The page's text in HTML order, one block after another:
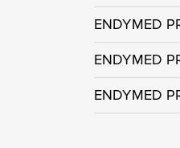
ENDYMED
ENDYMED
ENDYMED